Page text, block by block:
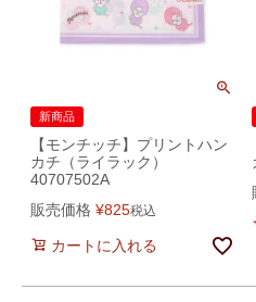
新商品
【モンチッチ】プリントハン
カチ（ライラック）
40707502A
販売価格 ¥825税込
カートに入れる